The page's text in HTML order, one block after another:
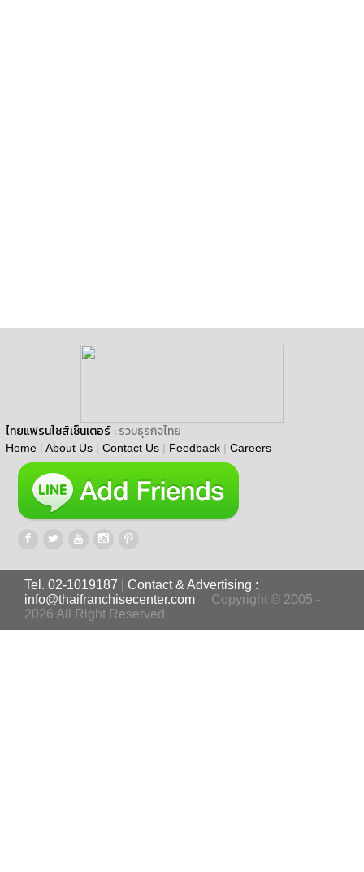
ไทยแฟรนไชส์เซ็นเตอร์ : รวมธุรกิจไทย
Home | About Us | Contact Us | Feedback | Careers
Tel. 02-1019187
Contact & Advertising :
info@thaifranchisecenter.com
Copyright © 2005 -
2026 All Right Reserved.